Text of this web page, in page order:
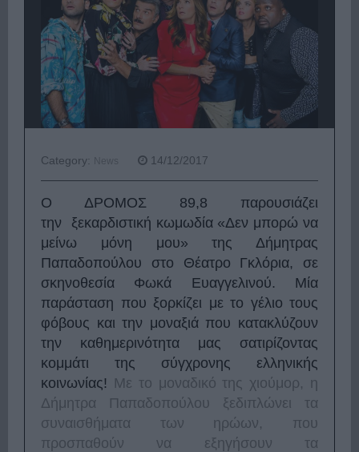
Category: News 14/12/2017
Ο ΔΡΟΜΟΣ 89,8 παρουσιάζει
την ξεκαρδιστική κωμωδία «Δεν μπορώ να
μείνω μόνη μου» της Δήμητρας
Παπαδοπούλου στο Θέατρο Γκλόρια, σε
σκηνοθεσία Φωκά Ευαγγελινού. Μία
παράσταση που ξορκίζει με το γέλιο τους
φόβους και την μοναξιά που κατακλύζουν
την καθημερινότητα μας σατιρίζοντας
κομμάτι της σύγχρονης ελληνικής
κοινωνίας! Με το μοναδικό της χιούμορ, η
Δήμητρα Παπαδοπούλου ξεδιπλώνει τα
συναισθήματα των ηρώων, που
προσπαθούν να εξηγήσουν τα